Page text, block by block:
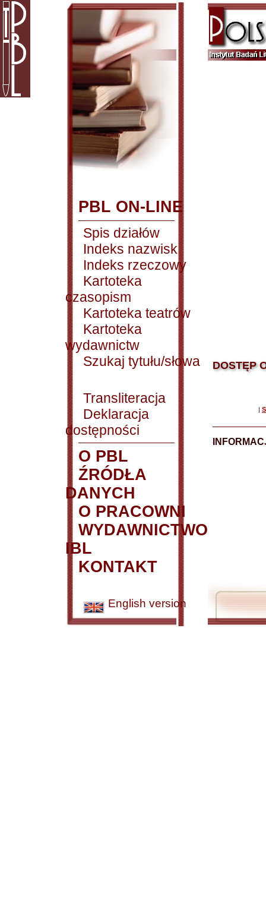
PBL ON-LINE
Spis działów
Indeks nazwisk
Indeks rzeczowy
Kartoteka
czasopism
Kartoteka teatrów
Kartoteka
wydawnictw
Szukaj tytułu/słowa
Transliteracja
Deklaracja
dostępności
O PBL
ŹRÓDŁA
DANYCH
O PRACOWNI
WYDAWNICTWO
IBL
KONTAKT
English version
DOSTĘP
|